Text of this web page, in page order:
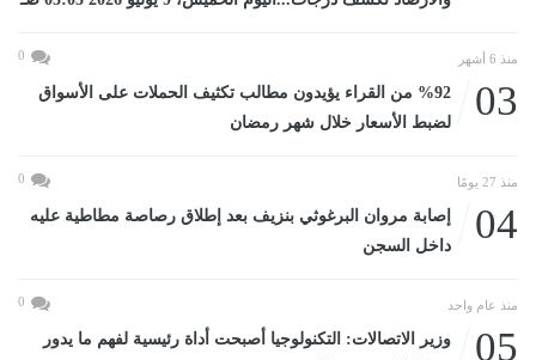
منذ 6 أشهر 0
03
%92 من القراء يؤيدون مطالب تكثيف الحملات على الأسواق
لضبط الأسعار خلال شهر رمضان
منذ 27 يومًا 0
04
إصابة مروان البرغوثي بنزيف بعد إطلاق رصاصة مطاطية عليه
داخل السجن
منذ عام واحد 0
05
وزير الاتصالات: التكنولوجيا أصبحت أداة رئيسية لفهم ما يدور